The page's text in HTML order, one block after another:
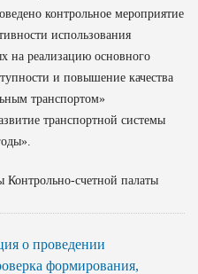
контрольное мероприятие
использования
на реализацию основного
и повышение качества
транспортом»
транспортной системы
счетной палаты
о проведении
формирования,